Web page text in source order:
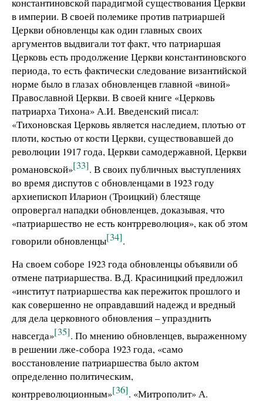
константиновской парадигмой существования Церкви
в империи. В своей полемике против патриаршей
Церкви обновленцы как один главных своих
аргументов выдвигали тот факт, что патриаршая
Церковь есть продолжение Церкви константиновского
периода, то есть фактически следование византийской
норме было в глазах обновленцев главной «виной»
Православной Церкви. В своей книге «Церковь
патриарха Тихона» А.И. Введенский писал:
«Тихоновская Церковь является наследием, плотью от
плоти, костью от кости Церкви, существовавшей до
революции 1917 года, Церкви самодержавной, Церкви
романовской»[33]. В своих публичных выступлениях
во время диспутов с обновленцами в 1923 году
архиепископ Иларион (Троицкий) блестяще
опровергал нападки обновленцев, доказывая, что
«патриаршество не есть контрреволюция», как об этом
говорили обновленцы[34].
На своем соборе 1923 года обновленцы объявили об
отмене патриаршества. В.Д. Красиницкий предложил
«институт патриаршества как пережиток прошлого и
как совершенно не оправдавший надежд и вредный
для дела церковного обновления – упразднить
навсегда»[35]. По мнению обновленцев, выраженному
в решении лже-собора 1923 года, «само
восстановление патриаршества было актом
определенно политическим,
контрреволюционным»[36]. «Митрополит» А.